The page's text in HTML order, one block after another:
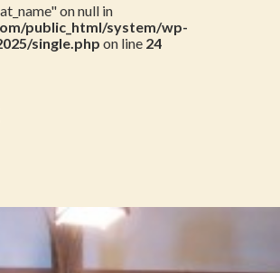
on null in
public_html/system/wp-
single.php on line 24